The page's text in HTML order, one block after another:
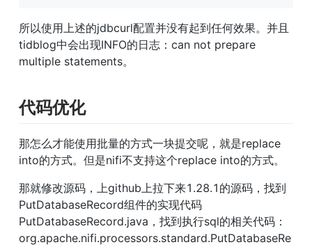
所以使用上述的jdbcurl配置并没有起到任何效果。并且
tidblog中会出现INFO的日志：can not prepare
multiple statements。
代码优化
那怎么才能使用批量的方式一块提交呢，就是replace
into的方式。但是nifi不支持这个replace into的方式。
那就修改源码，上github上拉下来1.28.1的源码，找到
PutDatabaseRecord组件的实现代码
PutDatabaseRecord.java，找到执行sql的相关代码：
org.apache.nifi.processors.standard.PutDatabaseRe